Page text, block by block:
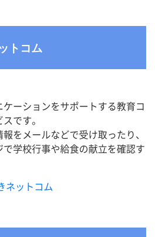
トコム
ーションをサポートする教育コ
です。
をメールなどで受け取ったり、
学校行事や給食の献立を確認す
ネットコム